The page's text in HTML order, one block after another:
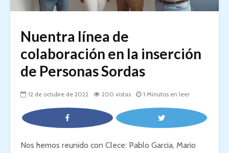
Nuentra línea de
colaboración en la inserción
de Personas Sordas
12 de octubre de 2022 200 vistas 1 Minutos en leer
Nos hemos reunido con Clece: Pablo Garcia, Mario